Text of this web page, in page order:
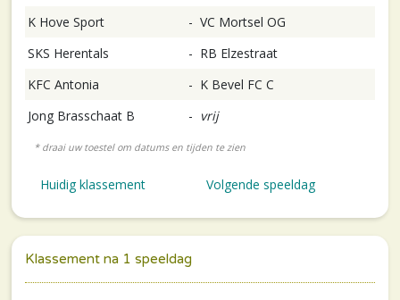
K Hove Sport
- VC Mortsel OG
SKS Herentals
- RB Elzestraat
KFC Antonia
- K Bevel FC C
Jong Brasschaat B
- vrij
Huidig klassement Volgende speeldag
Klassement na 1 speeldag